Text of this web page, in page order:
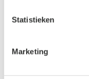
Statistieken
Marketing